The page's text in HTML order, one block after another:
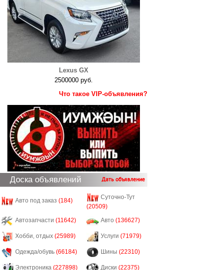
Lexus GX
2500000 руб.
Что такое VIP-объявления?
Доска объявлений Дать объявление
Авто под заказ (184)
Суточно-Тут
(20509)
Автозапчасти (11642) Авто (136627)
Хобби, отдых (25989) Услуги (71979)
Одежда/обувь (66184) Шины (22310)
Электроника (227898) Диски (22375)